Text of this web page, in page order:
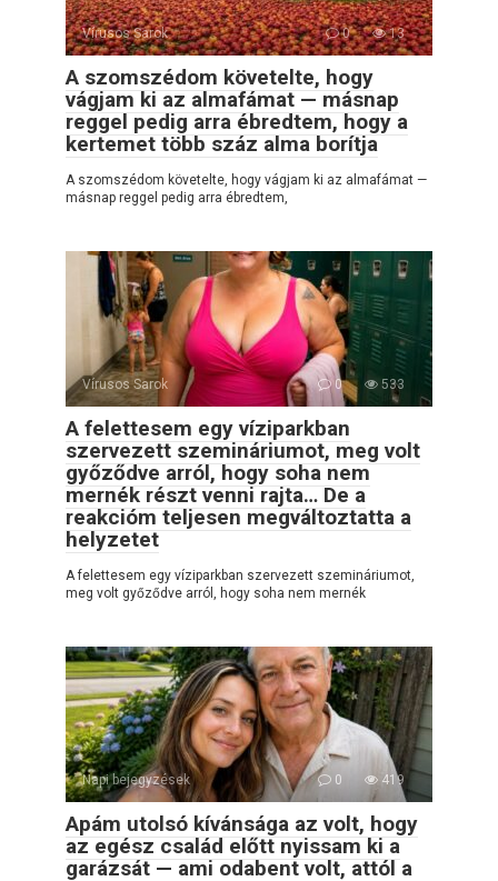
Vírusos Sarok 0 13
A szomszédom követelte, hogy
vágjam ki az almafámat — másnap
reggel pedig arra ébredtem, hogy a
kertemet több száz alma borítja
A szomszédom követelte, hogy vágjam ki az almafámat —
másnap reggel pedig arra ébredtem,
Vírusos Sarok 0 533
A felettesem egy víziparkban
szervezett szemináriumot, meg volt
győződve arról, hogy soha nem
mernék részt venni rajta… De a
reakcióm teljesen megváltoztatta a
helyzetet
A felettesem egy víziparkban szervezett szemináriumot,
meg volt győződve arról, hogy soha nem mernék
Napi bejegyzések 0 419
Apám utolsó kívánsága az volt, hogy
az egész család előtt nyissam ki a
garázsát — ami odabent volt, attól a